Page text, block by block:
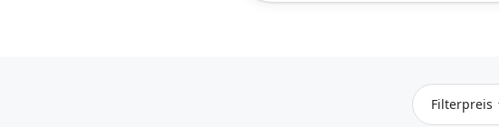
Filterpreis